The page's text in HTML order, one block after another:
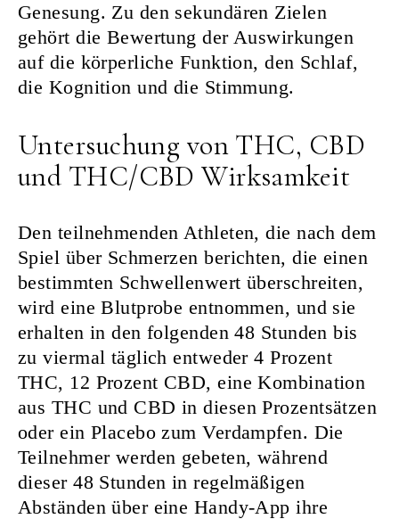
Genesung. Zu den sekundären Zielen
gehört die Bewertung der Auswirkungen
auf die körperliche Funktion, den Schlaf,
die Kognition und die Stimmung.
Untersuchung von THC, CBD
und THC/CBD Wirksamkeit
Den teilnehmenden Athleten, die nach dem
Spiel über Schmerzen berichten, die einen
bestimmten Schwellenwert überschreiten,
wird eine Blutprobe entnommen, und sie
erhalten in den folgenden 48 Stunden bis
zu viermal täglich entweder 4 Prozent
THC, 12 Prozent CBD, eine Kombination
aus THC und CBD in diesen Prozentsätzen
oder ein Placebo zum Verdampfen. Die
Teilnehmer werden gebeten, während
dieser 48 Stunden in regelmäßigen
Abständen über eine Handy-App ihre